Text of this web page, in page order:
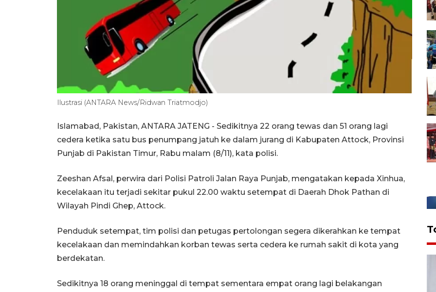
Ilustrasi (ANTARA News/Ridwan Triatmodjo)
Islamabad, Pakistan, ANTARA JATENG - Sedikitnya 22 orang tewas dan 51 orang lagi
cedera ketika satu bus penumpang jatuh ke dalam jurang di Kabupaten Attock, Provinsi
Punjab di Pakistan Timur, Rabu malam (8/11), kata polisi.
Zeeshan Afsal, perwira dari Polisi Patroli Jalan Raya Punjab, mengatakan kepada Xinhua,
kecelakaan itu terjadi sekitar pukul 22.00 waktu setempat di Daerah Dhok Pathan di
Wilayah Pindi Ghep, Attock.
Penduduk setempat, tim polisi dan petugas pertolongan segera dikerahkan ke tempat
kecelakaan dan memindahkan korban tewas serta cedera ke rumah sakit di kota yang
berdekatan.
Sedikitnya 18 orang meninggal di tempat sementara empat orang lagi belakangan